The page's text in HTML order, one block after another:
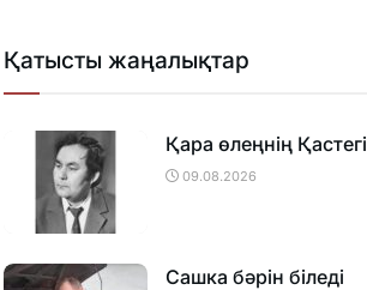
Қатысты жаңалықтар
Қара өлеңнің Қастегі
09.08.2026
Сашка бәрін біледі